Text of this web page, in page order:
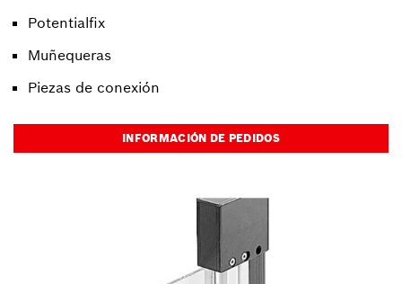
Potentialfix
Muñequeras
Piezas de conexión
INFORMACIÓN DE PEDIDOS